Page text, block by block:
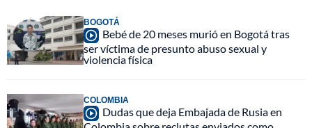
BOGOTÁ
Bebé de 20 meses murió en Bogotá tras
ser víctima de presunto abuso sexual y
violencia física
COLOMBIA
Dudas que deja Embajada de Rusia en